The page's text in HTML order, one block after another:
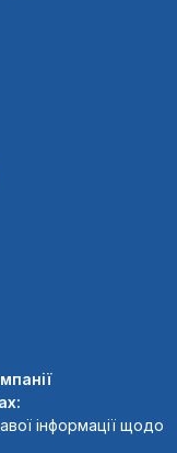
інформації щодо